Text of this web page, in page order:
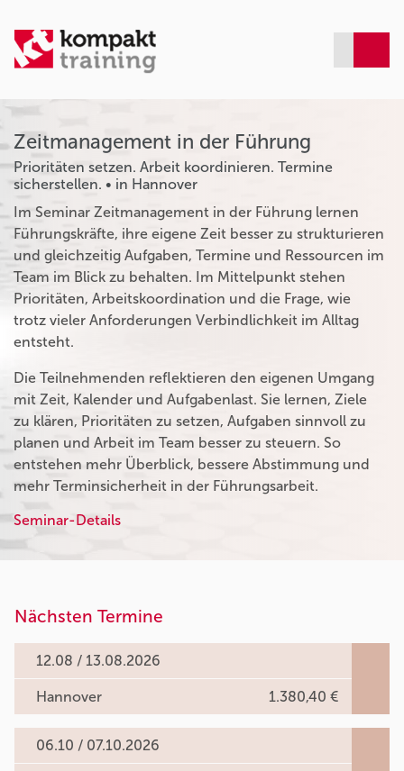
Zeitmanagement in der Führung
Prioritäten setzen. Arbeit koordinieren. Termine
sicherstellen. • in Hannover
Im Seminar Zeitmanagement in der Führung lernen
Führungskräfte, ihre eigene Zeit besser zu strukturieren
und gleichzeitig Aufgaben, Termine und Ressourcen im
Team im Blick zu behalten. Im Mittelpunkt stehen
Prioritäten, Arbeitskoordination und die Frage, wie
trotz vieler Anforderungen Verbindlichkeit im Alltag
entsteht.
Die Teilnehmenden reflektieren den eigenen Umgang
mit Zeit, Kalender und Aufgabenlast. Sie lernen, Ziele
zu klären, Prioritäten zu setzen, Aufgaben sinnvoll zu
planen und Arbeit im Team besser zu steuern. So
entstehen mehr Überblick, bessere Abstimmung und
mehr Terminsicherheit in der Führungsarbeit.
Seminar-Details
Nächsten Termine
12.08 / 13.08.2026
Hannover 1.380,40 €
06.10 / 07.10.2026